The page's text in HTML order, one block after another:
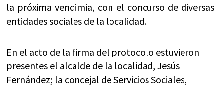
la próxima vendimia, con el concurso de diversas
entidades sociales de la localidad.
En el acto de la firma del protocolo estuvieron
presentes el alcalde de la localidad, Jesús
Fernández; la concejal de Servicios Sociales,